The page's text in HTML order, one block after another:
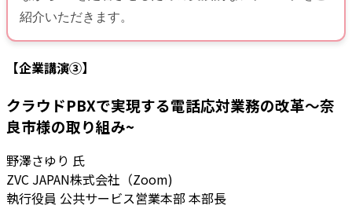
紹介いただきます。
【企業講演③】
クラウドPBXで実現する電話応対業務の改革〜奈
良市様の取り組み~
野澤さゆり 氏
ZVC JAPAN株式会社（Zoom)
執行役員 公共サービス営業本部 本部長